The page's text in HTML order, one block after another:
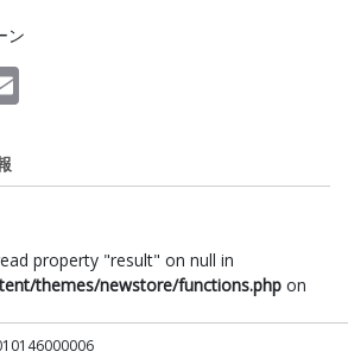
ン
property "result" on null in
themes/newstore/functions.php on